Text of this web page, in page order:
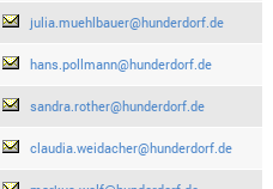
julia.muehlbauer@hunderdorf.de
hans.pollmann@hunderdorf.de
sandra.rother@hunderdorf.de
claudia.weidacher@hunderdorf.de